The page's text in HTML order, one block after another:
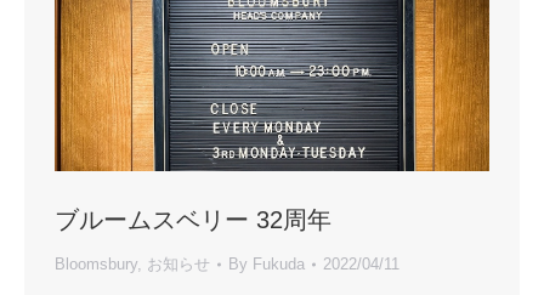
ブルームスベリー 32周年
Bloomsbury, お知らせ By Fukuda 2022/04/11